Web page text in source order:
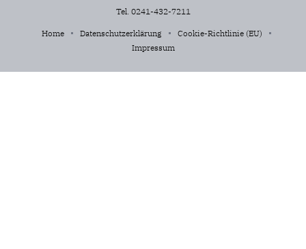
Tel. 0241-432-7211
Home Datenschutzerklärung
Cookie-Richtlinie (EU)
Impressum